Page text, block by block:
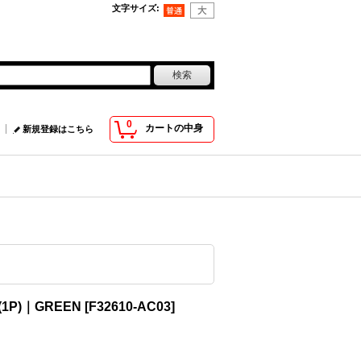
文字サイズ:
0 カートの中身
新規登録はこちら
｜GREEN [F32610-AC03]